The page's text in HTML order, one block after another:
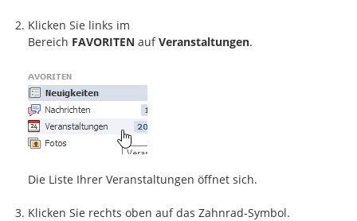
Klicken Sie links im
Bereich FAVORITEN aufVeranstaltungen.
Die Liste Ihrer Veranstaltungen öffnet sich.
Klicken Sie rechts oben auf das Zahnrad-Symbol.